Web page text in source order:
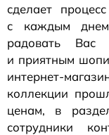
сделает
с каждым
радовать Вас
и приятным
интернет-
коллекции
ценам, в
сотрудники